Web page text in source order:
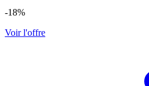
-18%
Voir l'offre